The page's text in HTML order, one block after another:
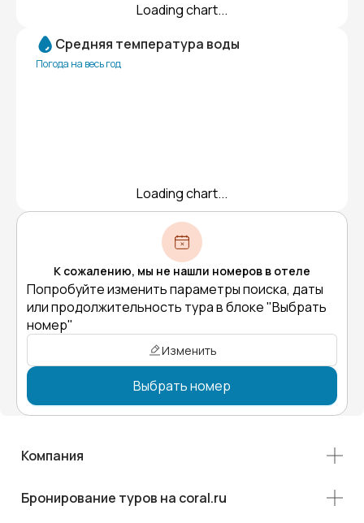
Loading chart...
Средняя температура воды
Погода на весь год
Loading chart...
К сожалению, мы не нашли номеров в отеле
Попробуйте изменить параметры поиска, даты
или продолжительность тура в блоке "Выбрать
номер"
Изменить
Выбрать номер
Компания
Бронирование туров на coral.ru